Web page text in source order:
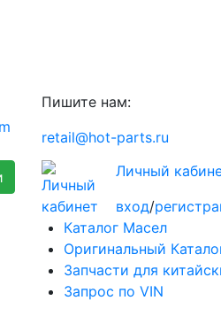
Пишите нам:
retail@hot-parts.ru
Личный
вход/
Каталог Масел
Оригинальный
Запчасти для
Запрос по VIN